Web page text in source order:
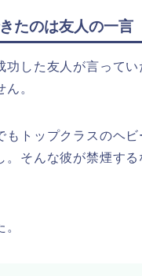
たのは友人の一言
功した友人が言ってい
。
もトップクラスのヘビ
。そんな彼が禁煙する